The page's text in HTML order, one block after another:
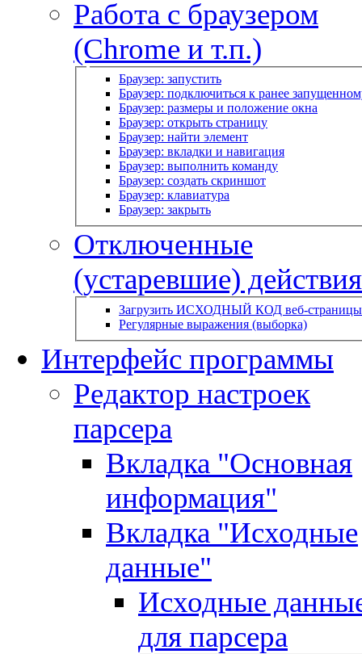
Работа с браузером
(Chrome и т.п.)
Браузер: запустить
Браузер: подключиться к ранее
Браузер: размеры и положение окна
Браузер: открыть страницу
Браузер: найти элемент
Браузер: вкладки и навигация
Браузер: выполнить команду
Браузер: создать скриншот
Браузер: клавиатура
Браузер: закрыть
Отключенные
(устаревшие) действия
Загрузить ИСХОДНЫЙ КОД веб-страницы
Регулярные выражения (выборка)
Интерфейс программы
Редактор настроек
парсера
Вкладка "Основная
информация"
Вкладка "Исходные
данные"
Исходные
для парсера